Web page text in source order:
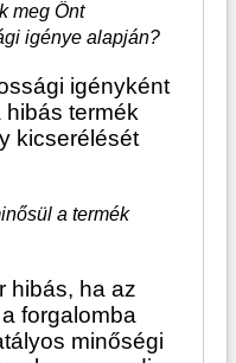
meg Önt
igénye alapján?
igényként
hibás termék
kicserélését
a termék
hibás, ha az
forgalomba
minőségi